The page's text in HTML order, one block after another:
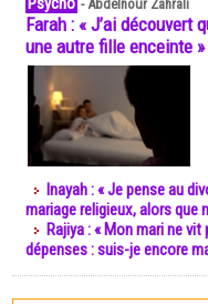
-Abdelnour Zahrali
Farah : « J’ai découvert
une autre fille enceinte »
Inayah : « Je pense au
mariage religieux, alors que
Rajiya : « Mon mari ne
dépenses : suis-je encore